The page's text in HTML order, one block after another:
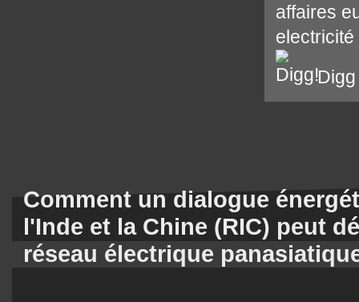
affaires
electricité
Digg
Comment un dialogue
l'Inde et la Chine (RIC) peut
réseau électrique